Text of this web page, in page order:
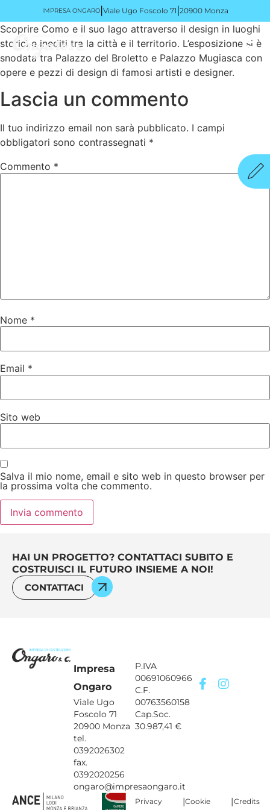
IMPRESA ONGARO|Viale Ugo Foscolo 71 |20900 Monza
Scoprire Como e il suo lago attraverso il design in luoghi
storici e inediti tra la città e il territorio. L’esposizione si è
snodata tra Palazzo del Broletto e Palazzo Mugiasca con
opere e pezzi di design di famosi artisti e designer.
Lascia un commento
Il tuo indirizzo email non sarà pubblicato. I campi
obbligatori sono contrassegnati *
Commento *
Nome *
Email *
Sito web
Salva il mio nome, email e sito web in questo browser per
la prossima volta che commento.
HAI UN PROGETTO? CONTATTACI SUBITO E
COSTRUISCI IL FUTURO INSIEME A NOI!
CONTATTACI
Impresa
Ongaro
Viale Ugo
Foscolo 71
20900 Monza
tel.
0392026302
fax.
0392020256
ongaro@impresaongaro.it
P.IVA
00691060966
C.F.
00763560158
Cap.Soc.
30.987,41 €
Privacy |Cookie |Credits